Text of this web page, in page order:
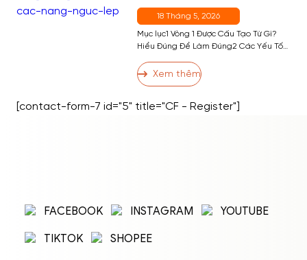
Quen Hiệu Quả Nhất
18 Tháng 5, 2026
Mục lục1 Vòng 1 Được Cấu Tạo Từ Gì?
Hiểu Đúng Để Làm Đúng2 Các Yếu Tố
Cách Tăng Vòng 1 Hiệu Quả3.1 Nhóm 1:
Bài Tập Phát Triển Cơ Ngực3.2 Nhóm 2:
Nhóm 3: Thói Quen và Kỹ Thuật […]
Xem thêm
Nhập tên đăng nhập/email và mật khẩu để
[contact-form-7 id="5" title="CF - Register"]
FACEBOOK INSTAGRAM
YOUTUBE
TIKTOK
SHOPEE